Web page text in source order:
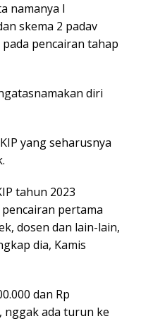
namanya l
skema 2 padav
pencairan tahap
diri
yang seharusnya
tahun 2023
pertama
dosen dan lain-lain,
dia, Kamis
dan Rp
nggak ada turun ke